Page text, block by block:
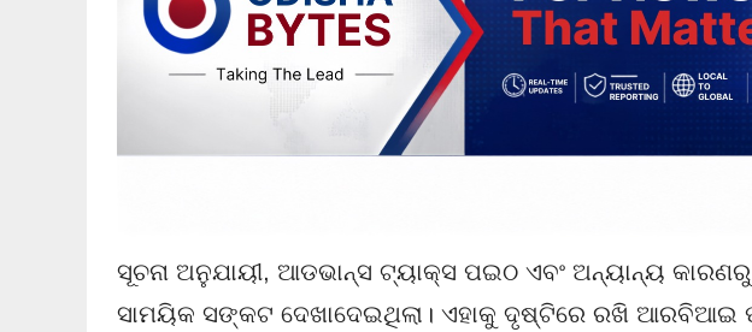
ସୂଚନା ଅନୁଯାୟୀ, ଆଡଭାନ୍ସ ଟ୍ୟାକ୍ସ ପଇଠ ଏବଂ ଅନ୍ୟାନ୍ୟ
ସାମୟିକ ସଙ୍କଟ ଦେଖାଦେଇଥିଲା। ଏହାକୁ ଦୃଷ୍ଟିରେ ରଖି